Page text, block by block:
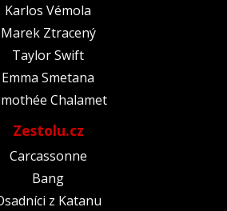
Karlos Vémola
Marek Ztracený
Taylor Swift
Emma Smetana
Chalamet
Zestolu.cz
Carcassonne
Bang
z Katanu